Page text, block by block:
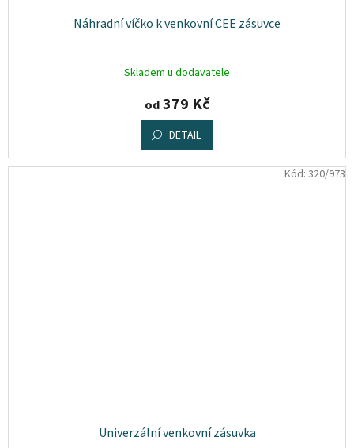
Náhradní víčko k venkovní CEE zásuvce
Skladem u dodavatele
od379 Kč
DETAIL
Univerzální venkovní zásuvka
Kód: 320/973